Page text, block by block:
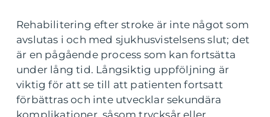
Rehabilitering efter stroke är inte något som
avslutas i och med sjukhusvistelsens slut; det
är en pågående process som kan fortsätta
under lång tid. Långsiktig uppföljning är
viktig för att se till att patienten fortsatt
förbättras och inte utvecklar sekundära